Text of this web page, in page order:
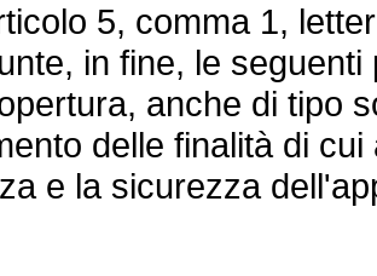
5, comma 1,
in fine, le
anche di tipo
delle finalità di
e la sicurezza